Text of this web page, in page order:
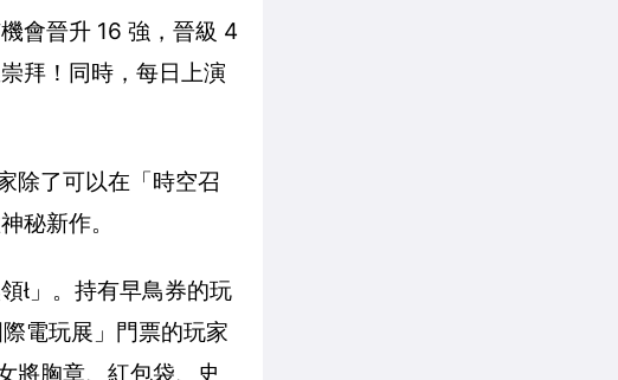
會晉升 16 強，晉級 4
拜！同時，每日上演
除了可以在「時空召
秘新作。
」。持有早鳥券的玩
電玩展」門票的玩家
將胸章、紅包袋、史